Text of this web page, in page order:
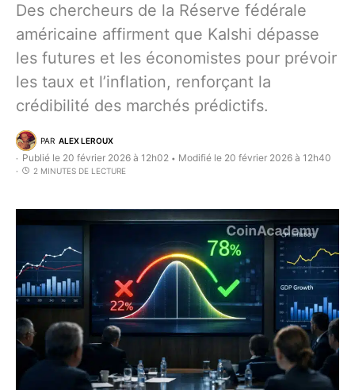
Des chercheurs de la Réserve fédérale
américaine affirment que Kalshi dépasse
les futures et les économistes pour prévoir
les taux et l’inflation, renforçant la
crédibilité des marchés prédictifs.
PAR ALEX LEROUX
Publié le 20 février 2026 à 12h02 • Modifié le 20 février 2026 à 12h40
2 MINUTES DE LECTURE